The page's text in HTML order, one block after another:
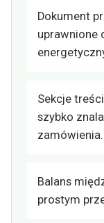
Dokument
uprawnione
Sekcje
szybko
zamówienia.
Balans
prostym